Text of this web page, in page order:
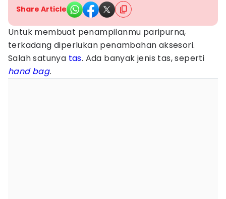
Share Article
Untuk membuat penampilanmu paripurna,
terkadang diperlukan penambahan aksesori.
Salah satunya tas. Ada banyak jenis tas, seperti
hand bag.